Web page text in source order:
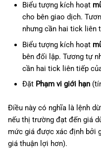
Biểu tượng kích hoạt
cho bên giao dịch.
nhưng cần hai tick liên
Biểu tượng kích hoạt
bên đối lập. Tương tự
cần hai tick liên tiếp
Đặt Phạm vi giới hạn
Điều này có nghĩa là lệnh
nếu thị trường đạt đến giá
mức giá được xác định bởi
giá thuận lợi hơn).